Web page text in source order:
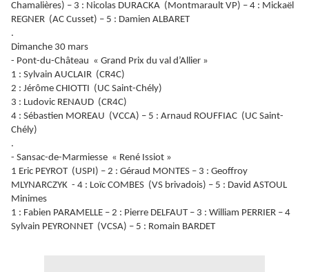
Chamalières) – 3 : Nicolas DURACKA (Montmarault VP) – 4 : Mickaël
REGNER (AC Cusset) – 5 : Damien ALBARET
.
Dimanche 30 mars
- Pont-du-Château « Grand Prix du val d’Allier »
1 : Sylvain AUCLAIR (CR4C)
2 : Jérôme CHIOTTI (UC Saint-Chély)
3 : Ludovic RENAUD (CR4C)
4 : Sébastien MOREAU (VCCA) – 5 : Arnaud ROUFFIAC (UC Saint-
Chély)
.
- Sansac-de-Marmiesse « René Issiot »
1 Eric PEYROT (USPI) – 2 : Géraud MONTES – 3 : Geoffroy
MLYNARCZYK - 4 : Loïc COMBES (VS brivadois) – 5 : David ASTOUL
Minimes
1 : Fabien PARAMELLE – 2 : Pierre DELFAUT – 3 : William PERRIER – 4
Sylvain PEYRONNET (VCSA) – 5 : Romain BARDET